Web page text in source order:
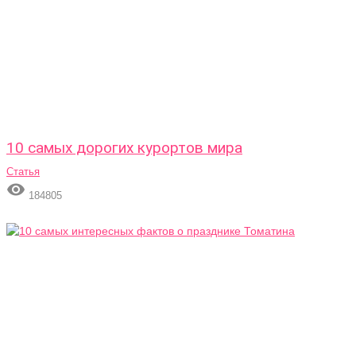
10 самых дорогих курортов мира
Статья
 184805